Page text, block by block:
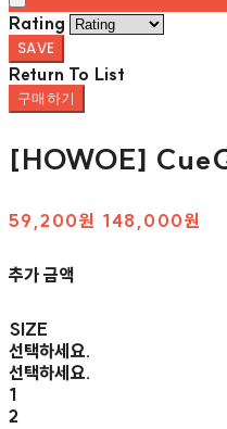
Rating
SAVE
Return To List
구매하기
[HOWOE]
59,200원 148,000원
추가 금액
SIZE
선택하세요.
선택하세요.
1
2